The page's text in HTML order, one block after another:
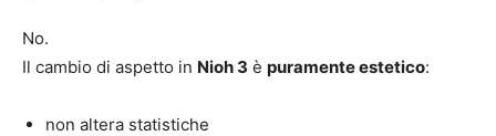
No.
Il cambio di aspetto in Nioh 3 è puramente estetico:
non altera statistiche